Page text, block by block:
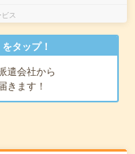
ス
タップ！
遣会社から
きます！